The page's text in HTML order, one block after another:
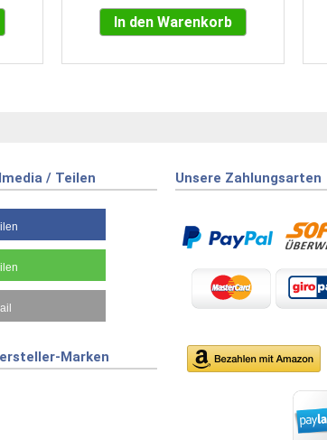
In den Warenkorb
/ Teilen Unsere Zahlungsarten
Marken